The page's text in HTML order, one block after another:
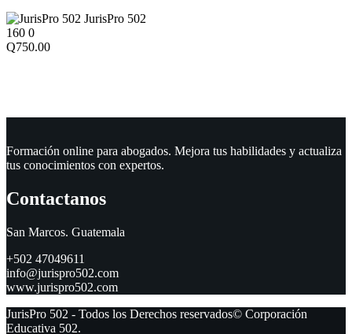
JurisPro 502
160 0
Q750.00
Formación online para abogados. Mejora tus habilidades y actualiza
tus conocimientos con expertos.
Contactanos
San Marcos. Guatemala
+502 47049611
info@jurispro502.com
www.jurispro502.com
JurisPro 502 - Todos los Derechos reservados© Corporación
Educativa 502.